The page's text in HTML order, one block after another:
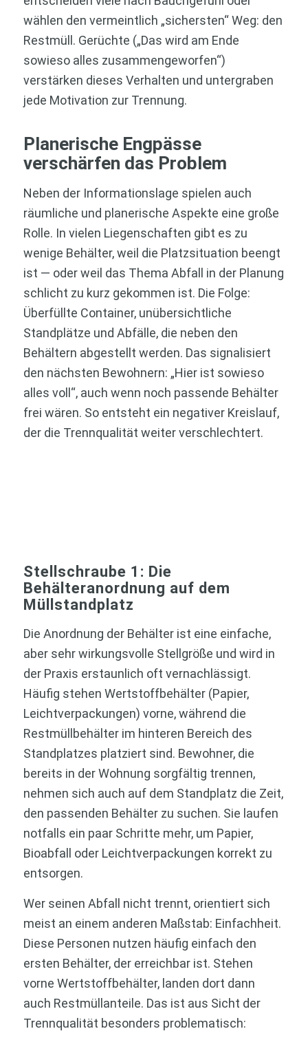
wählen den vermeintlich „sichersten“ Weg: den
Restmüll. Gerüchte („Das wird am Ende
sowieso alles zusammengeworfen“)
verstärken dieses Verhalten und untergraben
jede Motivation zur Trennung.
Planerische Engpässe
verschärfen das Problem
Neben der Informationslage spielen auch
räumliche und planerische Aspekte eine große
Rolle. In vielen Liegenschaften gibt es zu
wenige Behälter, weil die Platzsituation beengt
ist — oder weil das Thema Abfall in der Planung
schlicht zu kurz gekommen ist. Die Folge:
Überfüllte Container, unübersichtliche
Standplätze und Abfälle, die neben den
Behältern abgestellt werden. Das signalisiert
den nächsten Bewohnern: „Hier ist sowieso
alles voll“, auch wenn noch passende Behälter
frei wären. So entsteht ein negativer Kreislauf,
der die Trennqualität weiter verschlechtert.
Stellschraube 1: Die
Behälteranordnung auf dem
Müllstandplatz
Die Anordnung der Behälter ist eine einfache,
aber sehr wirkungsvolle Stellgröße und wird in
der Praxis erstaunlich oft vernachlässigt.
Häufig stehen Wertstoffbehälter (Papier,
Leichtverpackungen) vorne, während die
Restmüllbehälter im hinteren Bereich des
Standplatzes platziert sind. Bewohner, die
bereits in der Wohnung sorgfältig trennen,
nehmen sich auch auf dem Standplatz die Zeit,
den passenden Behälter zu suchen. Sie laufen
notfalls ein paar Schritte mehr, um Papier,
Bioabfall oder Leichtverpackungen korrekt zu
entsorgen.
Wer seinen Abfall nicht trennt, orientiert sich
meist an einem anderen Maßstab: Einfachheit.
Diese Personen nutzen häufig einfach den
ersten Behälter, der erreichbar ist. Stehen
vorne Wertstoffbehälter, landen dort dann
auch Restmüllanteile. Das ist aus Sicht der
Trennqualität besonders problematisch: